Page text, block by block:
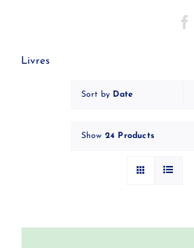
Livres
Sort by Date
Show 24 Products